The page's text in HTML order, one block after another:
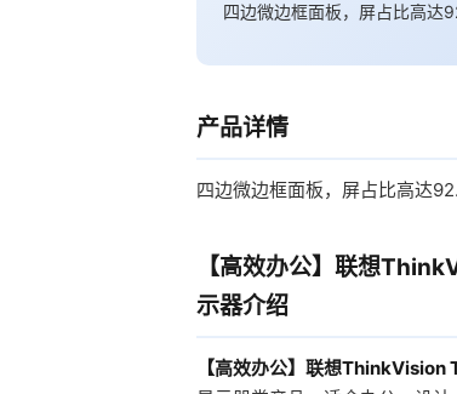
四边微边框面板，屏占比高达
产品详情
四边微边框面板，屏占比高达
【高效办公】联想
示器介绍
【高效办公】联想